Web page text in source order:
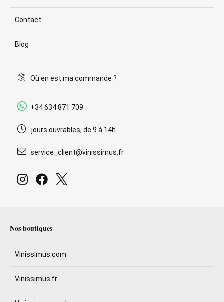
Contact
Blog
Où en est ma commande ?
+34 634 871 709
jours ouvrables, de 9 à 14h
service_client@vinissimus.fr
Nos boutiques
Vinissimus.com
Vinissimus.fr